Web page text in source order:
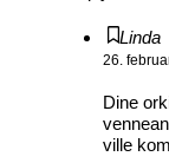
Linda
26.
Dine
ville